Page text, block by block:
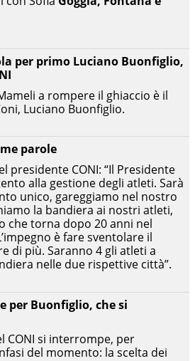
per Buonfiglio, che si
CONI si interrompe, per
del momento: la scelta dei
parole
presidente CONI: “Il Presidente
alla gestione degli atleti. Sarà
unico, gareggiamo nel nostro
la bandiera ai nostri atleti,
che torna dopo 20 anni nel
è fare sventolare il
di più. Saranno 4 gli atleti a
nelle due rispettive città”.
per primo Luciano Buonfiglio,
a rompere il ghiaccio è il
Luciano Buonfiglio.